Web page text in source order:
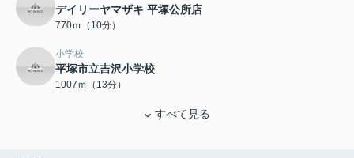
デイリーヤマザキ 平塚公所店
770ｍ（10分）
小学校
平塚市立吉沢小学校
1007ｍ（13分）
すべて見る